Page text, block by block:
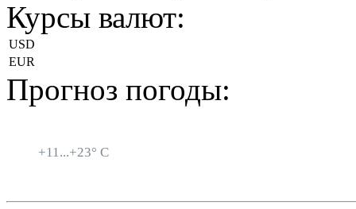
Курсы валют:
USD
EUR
Прогноз погоды:
+11...+23° C